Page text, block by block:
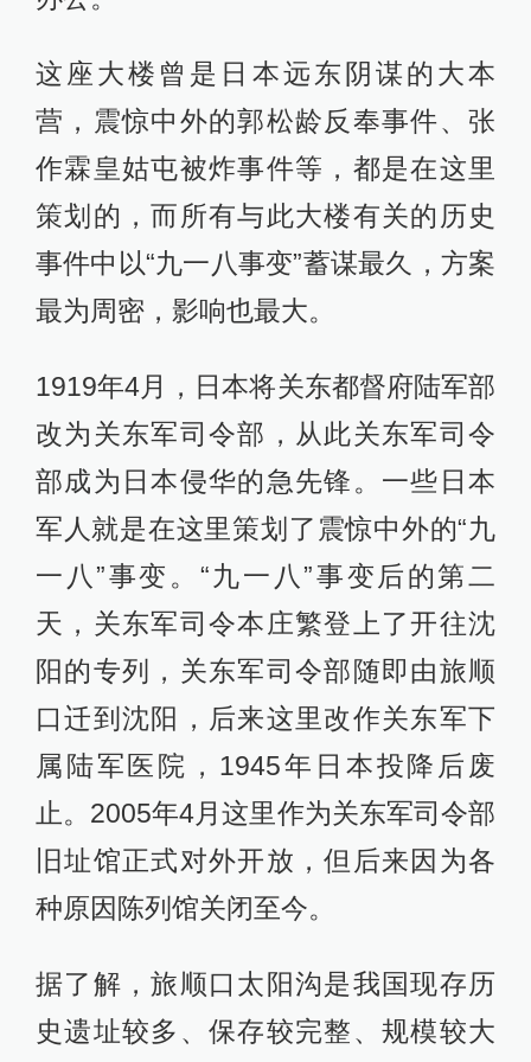
这座大楼曾是日本远东阴谋的大本
营，震惊中外的郭松龄反奉事件、张
作霖皇姑屯被炸事件等，都是在这里
策划的，而所有与此大楼有关的历史
事件中以“九一八事变”蓄谋最久，方案
最为周密，影响也最大。
1919年4月，日本将关东都督府陆军部
改为关东军司令部，从此关东军司令
部成为日本侵华的急先锋。一些日本
军人就是在这里策划了震惊中外的“九
一八”事变。“九一八”事变后的第二
天，关东军司令本庄繁登上了开往沈
阳的专列，关东军司令部随即由旅顺
口迁到沈阳，后来这里改作关东军下
属陆军医院，1945年日本投降后废
止。2005年4月这里作为关东军司令部
旧址馆正式对外开放，但后来因为各
种原因陈列馆关闭至今。
据了解，旅顺口太阳沟是我国现存历
史遗址较多、保存较完整、规模较大